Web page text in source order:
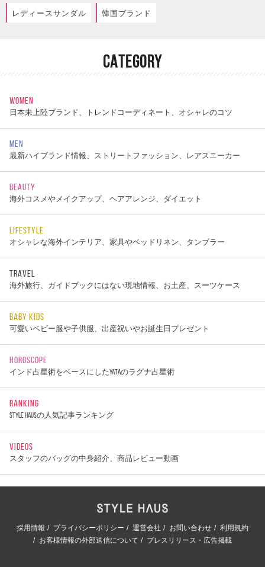
レディースサンダル 韓国ブランド
CATEGORY
WOMEN
日本未上陸ブランド、トレンドコーディネート、オシャレのコツ
MEN
最新ハイブランド情報、ストリートファッション、レアスニーカー
BEAUTY
海外コスメやメイクアップ、ヘアアレンジ、ダイエット
LIFESTYLE
オシャレな海外インテリア、家具やベッドリネン、タンブラー
TRAVEL
海外旅行、ガイドブックにはない現地情報、お土産、スーツケース
BABY KIDS
可愛いベビー服や子供服、出産祝いやお誕生日プレゼント
HOROSCOPE
インド占星術をベースにしたYATAのラグナ占星術
RANKING
STYLE HAUSの人気記事ランキング
VIDEOS
スタッフのバッグの中身紹介、商品レビュー動画
採用情報 プライバシーポリシー 運営会社 お問い合わせ
利用規約
お客様情報の外部送信について
プレスリリース・広告掲載